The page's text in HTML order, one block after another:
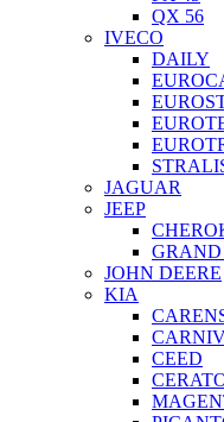
QX 56
IVECO
DAILY
JAGUAR
JEEP
GRAND
JOHN DEERE
KIA
CEED